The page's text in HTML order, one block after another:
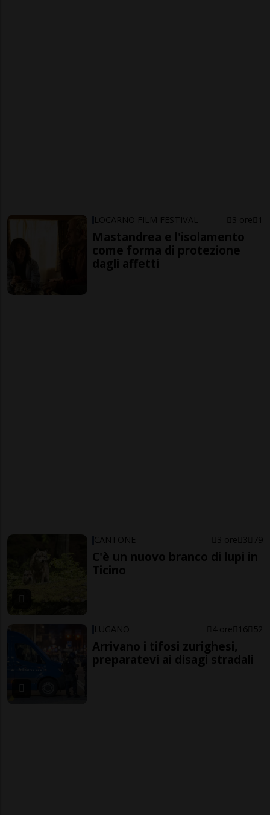
LOCARNO FILM FESTIVAL 3 ore 1
Mastandrea e l'isolamento
come forma di protezione
dagli affetti
CANTONE 3 ore 3 79
C'è un nuovo branco di lupi in
Ticino
LUGANO 4 ore 16 52
Arrivano i tifosi zurighesi,
preparatevi ai disagi stradali